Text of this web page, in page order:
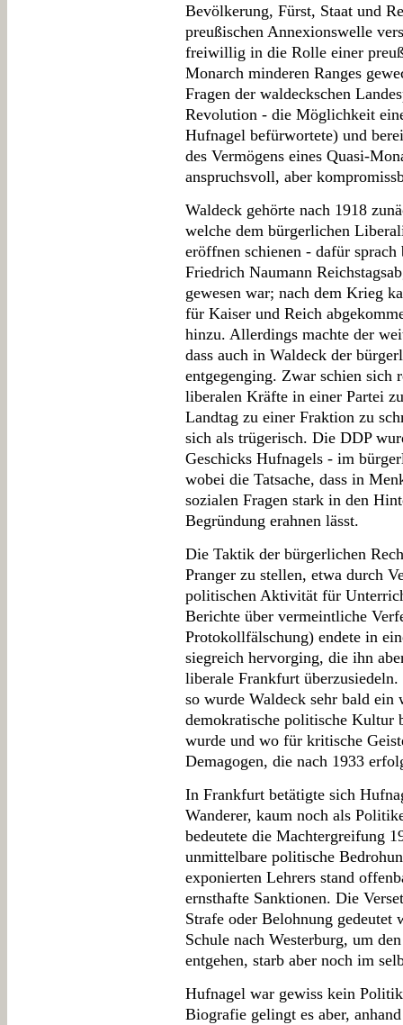
Bevölkerung, Fürst, Staat und
preußischen Annexionswelle
freiwillig in die Rolle einer
Monarch minderen Ranges
Fragen der waldeckschen
Revolution - die Möglichkeit
Hufnagel befürwortete) und
des Vermögens eines Quasi-
anspruchsvoll, aber
Waldeck gehörte nach 1918
welche dem bürgerlichen
eröffnen schienen - dafür sprach
Friedrich Naumann
gewesen war; nach dem Krieg
für Kaiser und Reich
hinzu. Allerdings machte der
dass auch in Waldeck der
entgegenging. Zwar schien sich
liberalen Kräfte in einer Partei
Landtag zu einer Fraktion zu
sich als trügerisch. Die DDP
Geschicks Hufnagels - im
wobei die Tatsache, dass in
sozialen Fragen stark in den
Begründung erahnen lässt.
Die Taktik der bürgerlichen
Pranger zu stellen, etwa durch
politischen Aktivität für
Berichte über vermeintliche
Protokollfälschung) endete in
siegreich hervorging, die ihn
liberale Frankfurt
so wurde Waldeck sehr bald ein
demokratische politische Kultur
wurde und wo für kritische
Demagogen, die nach 1933
In Frankfurt betätigte sich
Wanderer, kaum noch als
bedeutete die Machtergreifung
unmittelbare politische
exponierten Lehrers stand
ernsthafte Sanktionen. Die
Strafe oder Belohnung
Schule nach Westerburg, um
entgehen, starb aber noch im
Hufnagel war gewiss kein
Biografie gelingt es aber,